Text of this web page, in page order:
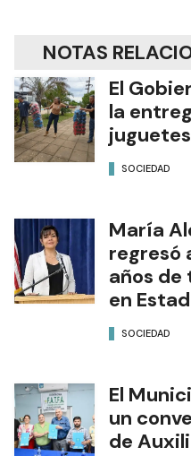
NOTAS
El
la
juguetes
SOCIEDAD
María
regresó
años
en
SOCIEDAD
El
un
de